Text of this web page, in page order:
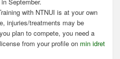
with NTNUI is at your own
injuries/treatments may be
plan to compete, you need a
from your profile on min idret